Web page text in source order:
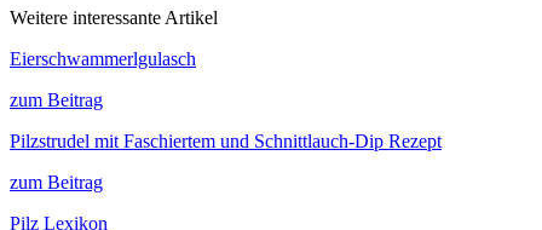
Weitere interessante Artikel
Eierschwammerlgulasch
zum Beitrag
Pilzstrudel mit Faschiertem und Schnittlauch-Dip Rezept
zum Beitrag
Pilz Lexikon